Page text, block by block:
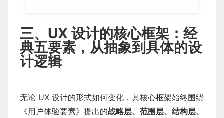
三、UX 设计的核心框架：经
典五要素，从抽象到具体的设
计逻辑
无论 UX 设计的形式如何变化，其核心框架始终围绕
《用户体验要素》提出的战略层、范围层、结构层、